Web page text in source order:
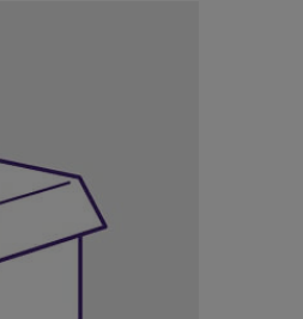
LED
Lazer
USB-C
Thunderbolt